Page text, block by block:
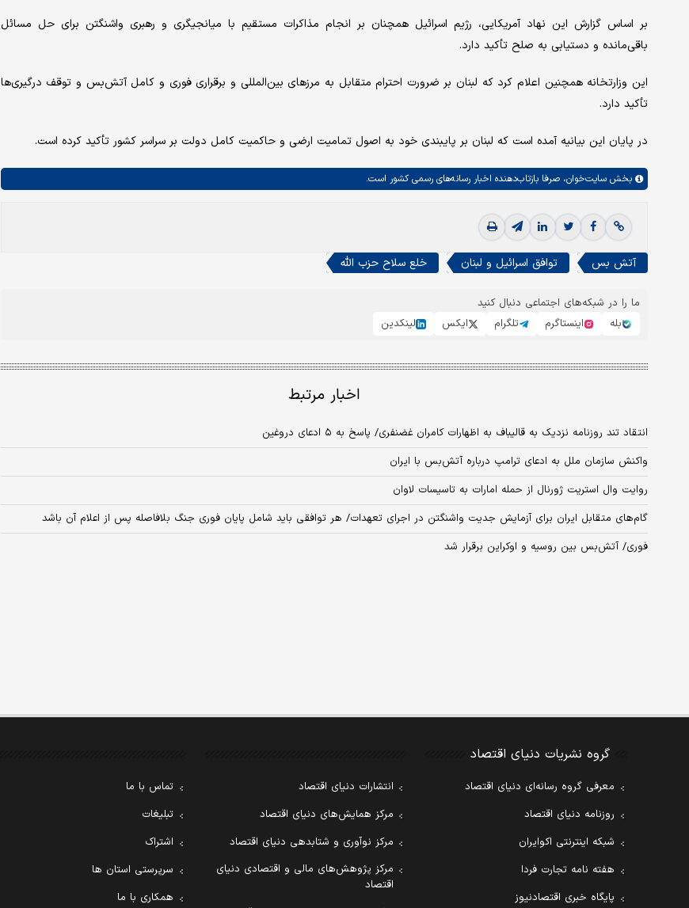
بر اساس گزارش این نهاد آمریکایی، رژیم اسرائیل همچنان بر انجام مذاکرات مستقیم با میانجیگری و رهبری واشنگتن برای حل مسائل
باقی‌مانده و دستیابی به صلح تأکید دارد.
این وزارتخانه همچنین اعلام کرد که لبنان بر ضرورت احترام متقابل به مرزهای بین‌المللی و برقراری فوری و کامل آتش‌بس و توقف درگیری‌ها
تأکید دارد.
در پایان این بیانیه آمده است که لبنان بر پایبندی خود به اصول تمامیت ارضی و حاکمیت کامل دولت بر سراسر کشور تأکید کرده است.
بخش سایت‌خوان، صرفا بازتاب‌دهنده اخبار رسانه‌های رسمی کشور است.
آتش بس توافق اسرائیل و لبنان خلع سلاح حزب الله
ما را در شبکه‌های اجتماعی دنبال کنید
بله
اینستاگرم تلگرام ایکس لینکدین
اخبار مرتبط
انتقاد تند روزنامه نزدیک به قالیباف به اظهارات کامران غضنفری/ پاسخ به ۵ ادعای دروغین
واکنش سازمان ملل به ادعای ترامپ درباره آتش‌بس با ایران
روایت وال استریت ژورنال از حمله امارات به تاسیسات لاوان
گام‌های متقابل ایران برای آزمایش جدیت واشنگتن در اجرای تعهدات/ هر توافقی باید شامل پایان فوری جنگ بلافاصله پس از اعلام آن باشد
فوری/ آتش‌بس بین روسیه و اوکراین برقرار شد
گروه نشریات دنیای اقتصاد
معرفی گروه رسانه‌ای دنیای اقتصاد
روزنامه دنیای اقتصاد
شبکه اینترنتی اکوایران
هفته نامه تجارت فردا
پایگاه خبری اقتصادنیوز
انتشارات دنیای اقتصاد
مرکز همایش‌های دنیای اقتصاد
مرکز نوآوری و شتابدهی دنیای اقتصاد
مرکز پژوهش‌های مالی و اقتصادی دنیای
اقتصاد
تماس با ما
تبلیغات
اشتراک
سرپرستی استان ها
همکاری با ما